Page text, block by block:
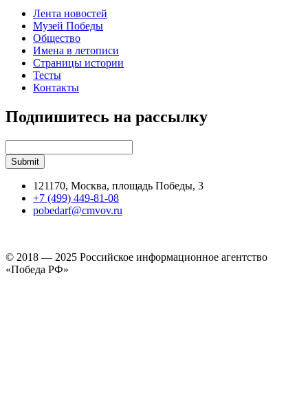
Лента новостей
Музей Победы
Общество
Имена в летописи
Страницы истории
Тесты
Контакты
Подпишитесь на рассылку
121170, Москва, площадь Победы, 3
+7 (499) 449-81-08
pobedarf@cmvov.ru
© 2018 — 2025 Российское информационное агентство
«Победа РФ»